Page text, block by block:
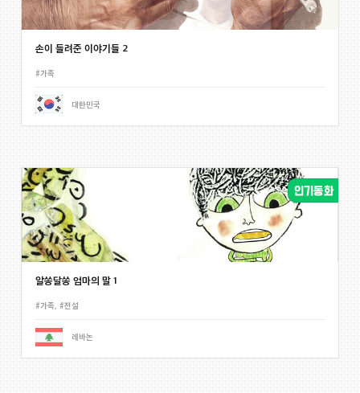
손이 들려준 이야기들 2
#가족
대한민국
알쏭달쏭 엄마의 말 1
#가족 #전설
레바논